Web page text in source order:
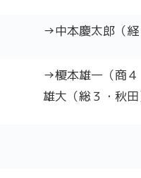
→中本慶太郎（経
→榎本雄一（商
雄大（総３・秋田